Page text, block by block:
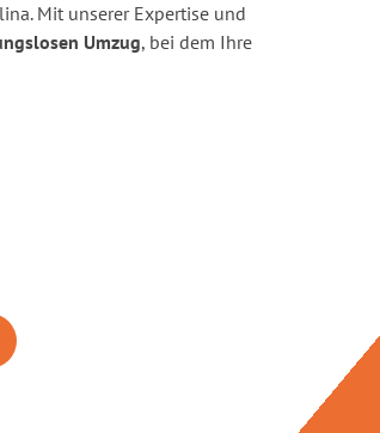
Mit unserer Expertise und
Umzug, bei dem Ihre